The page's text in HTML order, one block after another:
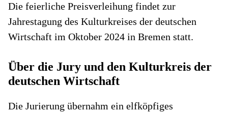
Die feierliche Preisverleihung findet zur
Jahrestagung des Kulturkreises der deutschen
Wirtschaft im Oktober 2024 in Bremen statt.
Über die Jury und den Kulturkreis der
deutschen Wirtschaft
Die Jurierung übernahm ein elfköpfiges